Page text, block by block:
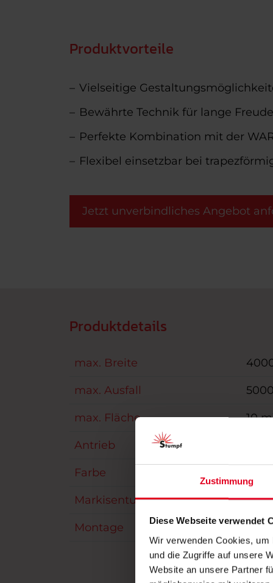
Zustimmung
Diese Webseite verwendet
Wir verwenden Cookies,
und die Zugriffe auf unsere
Website an unsere Partner
Produktvorteile
Vielseitige
Bewährte Technik für lange
Perfekte Kombination mit der
Flexibel einsetzbar bei
Jetzt unverbindliches Angebot
Produktdetails
max. Breite
max. Ausfall
max. Fläche 10
Antrieb
Farbe
Markisentuch
Montage